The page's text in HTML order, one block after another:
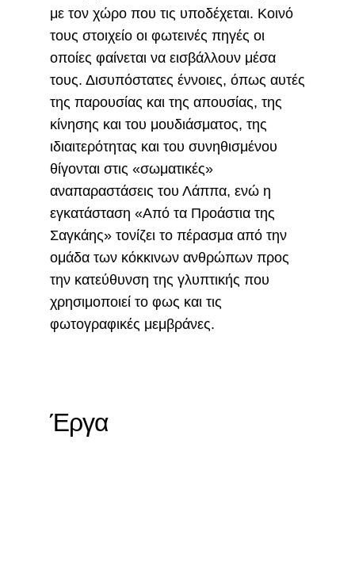
με τον χώρο που τις υποδέχεται. Κοινό
τους στοιχείο οι φωτεινές πηγές οι
οποίες φαίνεται να εισβάλλουν μέσα
τους. Δισυπόστατες έννοιες, όπως αυτές
της παρουσίας και της απουσίας, της
κίνησης και του μουδιάσματος, της
ιδιαιτερότητας και του συνηθισμένου
θίγονται στις «σωματικές»
αναπαραστάσεις του Λάππα, ενώ η
εγκατάσταση «Από τα Προάστια της
Σαγκάης» τονίζει το πέρασμα από την
ομάδα των κόκκινων ανθρώπων προς
την κατεύθυνση της γλυπτικής που
χρησιμοποιεί το φως και τις
φωτογραφικές μεμβράνες.
Έργα